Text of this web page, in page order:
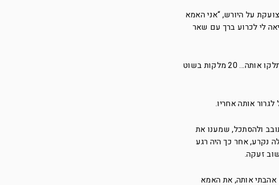
על היורש, “אני האמא
לי לכרוע ברך עם שאר
את היורש לא עניין שמדובר בסבתא שלו, “קחו את החוצפנית לעמוד” צווח כמו משוגע, “קחו ותלקו אותה… 20 מלקות בשוט
אותה אחריו.
ולהסתכל, שמענו את
נקרע, אחר כך היה רגע
זעקה.
אותה, את האמא